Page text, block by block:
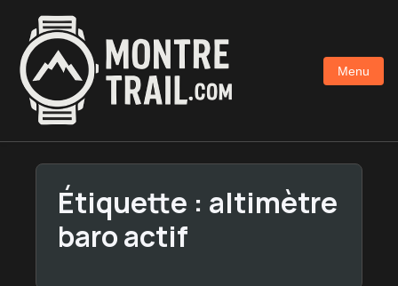
contenu
principal
Menu
Étiquette : altimètre
baro actif